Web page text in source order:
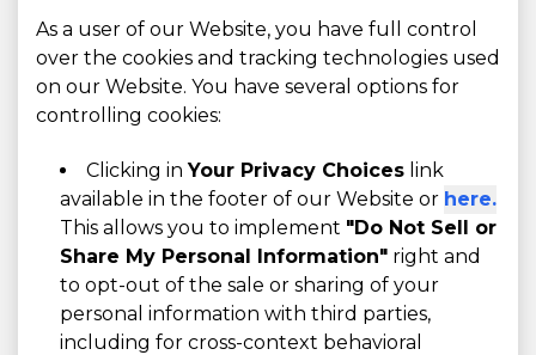
As a user of our Website, you have full control
over the cookies and tracking technologies used
on our Website. You have several options for
controlling cookies:
Clicking inYour Privacy Choices link
available in the footer of our Website or here.
This allows you to implement "Do Not Sell or
Share My Personal Information" right and
to opt-out of the sale or sharing of your
personal information with third parties,
including for cross-context behavioral